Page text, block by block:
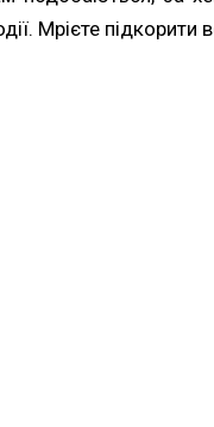
Мрієте підкорити